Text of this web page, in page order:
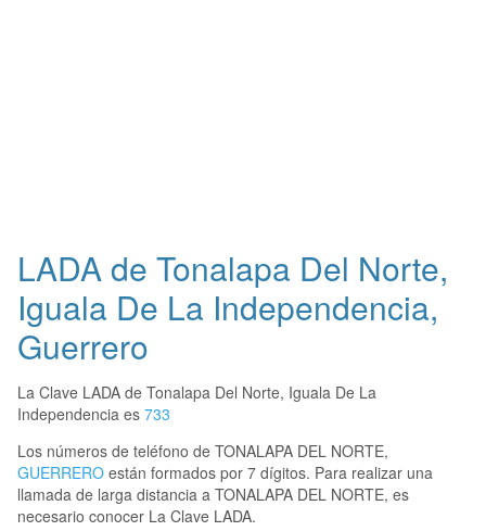
LADA de Tonalapa Del Norte,
Iguala De La Independencia,
Guerrero
La Clave LADA de Tonalapa Del Norte, Iguala De La
Independencia es 733
Los números de teléfono de TONALAPA DEL NORTE,
GUERRERO están formados por 7 dígitos. Para realizar una
llamada de larga distancia a TONALAPA DEL NORTE, es
necesario conocer La Clave LADA.